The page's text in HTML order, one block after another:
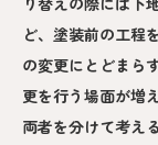
ど、塗装前の工程
の変更にとどまら
更を行う場面が増
両者を分けて考え